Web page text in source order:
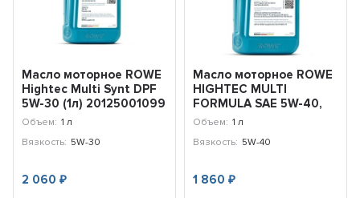
Масло моторное ROWE
Hightec Multi Synt DPF
5W-30 (1л) 20125001099
Объем: 1 л
Вязкость: 5W-30
2 060₽
Масло моторное ROWE
HIGHTEC MULTI
FORMULA SAE 5W-40,
C3, SN/CF, 1л
Объем: 1 л
Вязкость: 5W-40
1 860 ₽